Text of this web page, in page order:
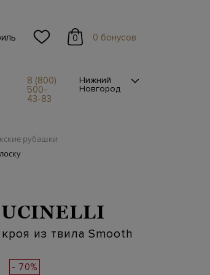
0 0 бонусов
8 (800)
500-
43-83
Нижний
Новгород
рубашки
из твила Smooth
- 70%